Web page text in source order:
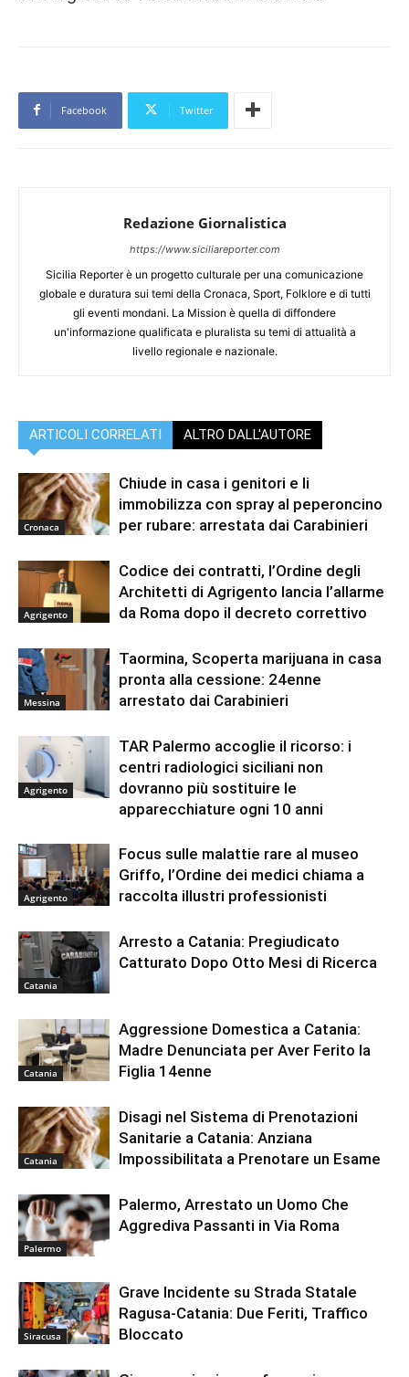
Facebook Twitter
Redazione Giornalistica
https://www.siciliareporter.com
Sicilia Reporter è un progetto culturale per una comunicazione
globale e duratura sui temi della Cronaca, Sport, Folklore e di tutti
gli eventi mondani. La Mission è quella di diffondere
un'informazione qualificata e pluralista su temi di attualità a
livello regionale e nazionale.
ARTICOLI CORRELATI ALTRO DALL'AUTORE
Cronaca
Chiude in casa i genitori e li
immobilizza con spray al peperoncino
per rubare: arrestata dai Carabinieri
Agrigento
Codice dei contratti, l’Ordine degli
Architetti di Agrigento lancia l’allarme
da Roma dopo il decreto correttivo
Messina
Taormina, Scoperta marijuana in casa
pronta alla cessione: 24enne
arrestato dai Carabinieri
Agrigento
TAR Palermo accoglie il ricorso: i
centri radiologici siciliani non
dovranno più sostituire le
apparecchiature ogni 10 anni
Agrigento
Focus sulle malattie rare al museo
Griffo, l’Ordine dei medici chiama a
raccolta illustri professionisti
Catania
Arresto a Catania: Pregiudicato
Catturato Dopo Otto Mesi di Ricerca
Catania
Aggressione Domestica a Catania:
Madre Denunciata per Aver Ferito la
Figlia 14enne
Catania
Disagi nel Sistema di Prenotazioni
Sanitarie a Catania: Anziana
Impossibilitata a Prenotare un Esame
Palermo
Palermo, Arrestato un Uomo Che
Aggrediva Passanti in Via Roma
Siracusa
Grave Incidente su Strada Statale
Ragusa-Catania: Due Feriti, Traffico
Bloccato